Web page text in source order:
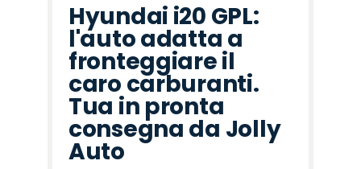
Hyundai i20 GPL:
l'auto adatta a
fronteggiare il
caro carburanti.
Tua in pronta
consegna da Jolly
Auto